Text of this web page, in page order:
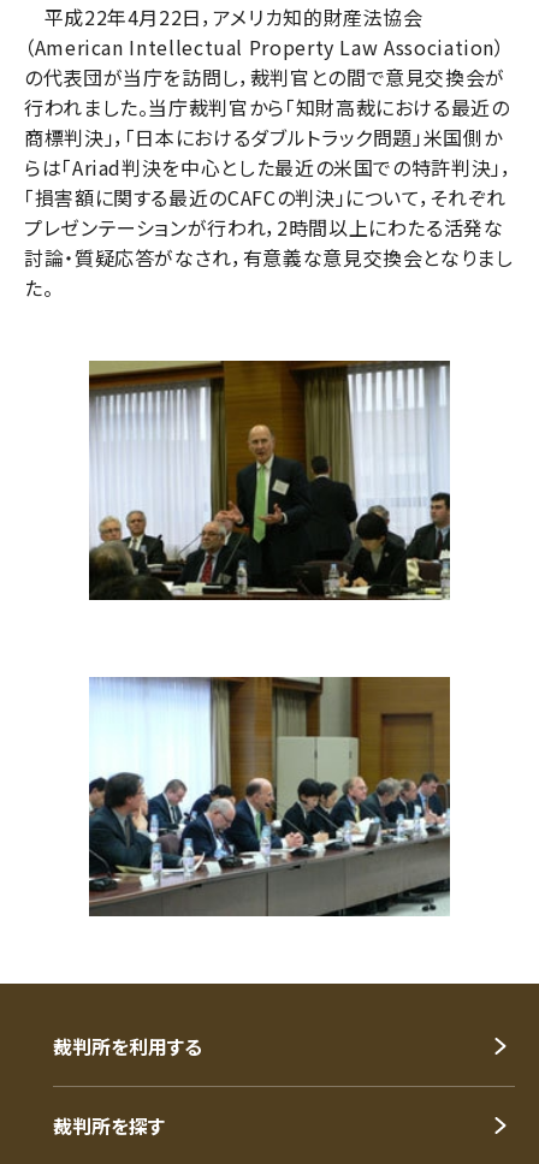
平成22年4月22日，アメリカ知的財産法協会
（American Intellectual Property Law Association）
の代表団が当庁を訪問し，裁判官との間で意見交換会が
行われました。当庁裁判官から「知財高裁における最近の
商標判決」，「日本におけるダブルトラック問題」米国側か
らは「Ariad判決を中心とした最近の米国での特許判決」，
「損害額に関する最近のCAFCの判決」について，それぞれ
プレゼンテーションが行われ，2時間以上にわたる活発な
討論・質疑応答がなされ，有意義な意見交換会となりまし
た。
裁判所を利用する
裁判所を探す